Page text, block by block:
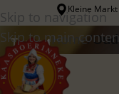
Skip to navigation
Skip to main
Kleine Markt
Terug Home/